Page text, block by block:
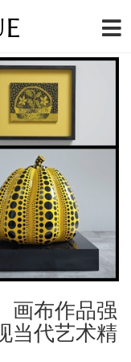
画布作品强
当代艺术精